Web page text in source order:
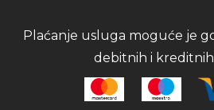
Plaćanje usluga moguće je
debitnih i